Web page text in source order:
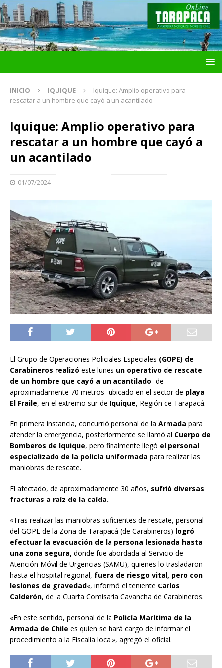
INICIO IQUIQUE
Iquique: Amplio operativo para
rescatar a un hombre que cayó a un acantilado
Iquique: Amplio operativo para
rescatar a un hombre que cayó a
un acantilado
01/07/2024
El Grupo de Operaciones Policiales Especiales (GOPE) de
Carabineros realizó este lunes un operativo de rescate
de un hombre que cayó a un acantilado -de
aproximadamente 70 metros- ubicado en el sector de playa
El Fraile, en el extremo sur de Iquique, Región de Tarapacá.
En primera instancia, concurrió personal de la Armada para
atender la emergencia, posteriormente se llamó al Cuerpo de
Bomberos de Iquique, pero finalmente llegó el personal
especializado de la policía uniformada para realizar las
maniobras de rescate.
El afectado, de aproximadamente 30 años, sufrió diversas
fracturas a raíz de la caída.
«Tras realizar las maniobras suficientes de rescate, personal
del GOPE de la Zona de Tarapacá (de Carabineros) logró
efectuar la evacuación de la persona lesionada hasta
una zona segura, donde fue abordada al Servicio de
Atención Móvil de Urgencias (SAMU), quienes lo trasladaron
hasta el hospital regional, fuera de riesgo vital, pero con
lesiones de gravedad«, informó el teniente Carlos
Calderón, de la Cuarta Comisaría Cavancha de Carabineros.
«En este sentido, personal de la Policía Marítima de la
Armada de Chile es quien se hará cargo de informar el
procedimiento a la Fiscalía local», agregó el oficial.